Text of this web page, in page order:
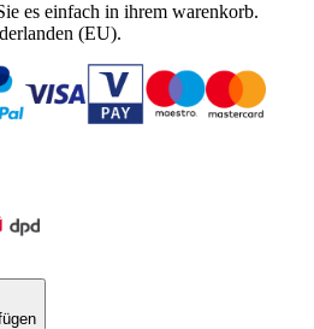
es einfach in ihrem warenkorb.
(EU).